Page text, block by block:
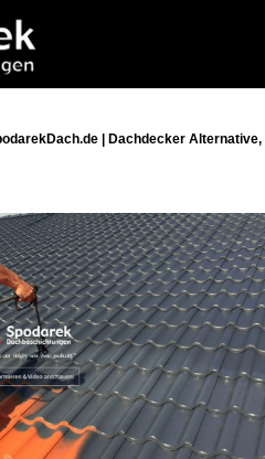
| Dachdecker Alternative,